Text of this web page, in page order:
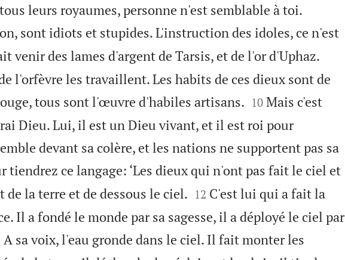
leurs royaumes, personne n'est semblable à toi.
sont idiots et stupides. L'instruction des idoles, ce n'est
venir des lames d'argent de Tarsis, et de l'or d'Uphaz.
l'orfèvre les travaillent. Les habits de ces dieux sont de
tous sont l'œuvre d'habiles artisans.
10 Mais c'est
Dieu. Lui, il est un Dieu vivant, et il est roi pour
devant sa colère, et les nations ne supportent pas sa
tiendrez ce langage: ‘Les dieux qui n'ont pas fait le ciel et
la terre et de dessous le ciel.
12 C'est lui qui a fait la
Il a fondé le monde par sa sagesse, il a déployé le ciel par
A sa voix, l'eau gronde dans le ciel. Il fait monter les